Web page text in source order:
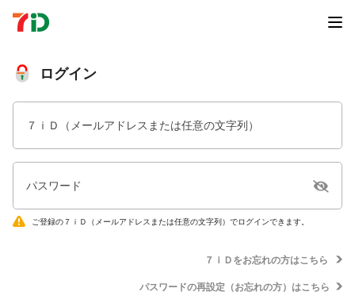
ログイン
７ｉＤ（メールアドレスまたは任意の文字列）
パスワード
ご登録の７ｉＤ（メールアドレスまたは任意の文字列）でログインできます。
７ｉＤをお忘れの方はこちら
パスワードの再設定（お忘れの方）はこちら